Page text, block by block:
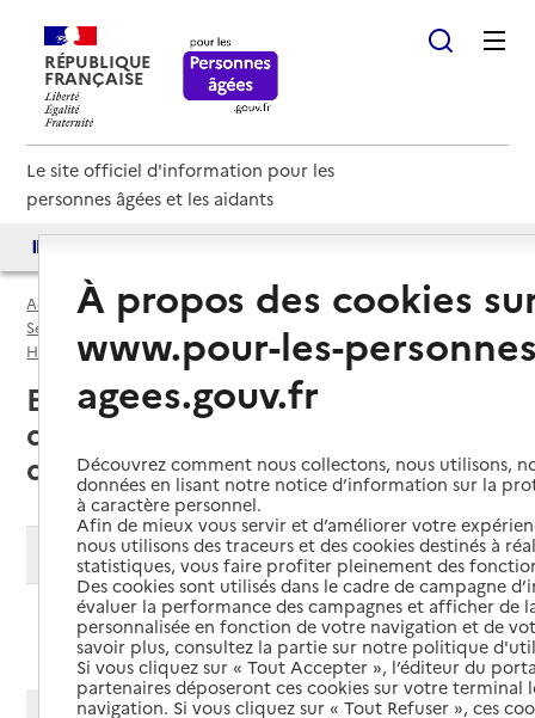
RÉPUBLIQUE
FRANÇAISE
Le site officiel d'information pour les
personnes âgées et les aidants
Accueil
Espace annuaire
Services autonomie à domicile (aide) par département
Haute-Savoie (74)
Service autonomie à domicile (aide)
Epagny Metz-Tessy (74330) : liste
des services autonomie à
domicile (aide)
Modifier ma recherche
Ajouter cette recherche aux favoris
Afficher les résultats par:
À propos des cookies
www.pour-les-
agees.gouv.fr
Découvrez comment nous collectons, nous utilisons,
données en lisant notre notice d’information sur la
à caractère personnel.
Afin de mieux vous servir et d’améliorer votre
nous utilisons des traceurs et des cookies destinés à
statistiques, vous faire profiter pleinement des
Des cookies sont utilisés dans le cadre de campagne
évaluer la performance des campagnes et afficher de
personnalisée en fonction de votre navigation et de
savoir plus, consultez la partie sur notre politique
Si vous cliquez sur « Tout Accepter », l’éditeur du
partenaires déposeront ces cookies sur votre terminal
navigation. Si vous cliquez sur « Tout Refuser », ces